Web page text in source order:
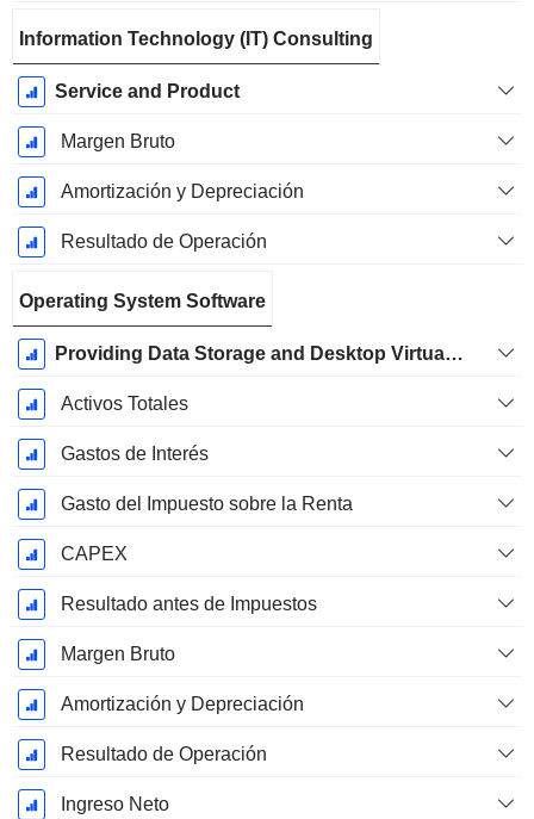
Information Technology (IT) Consulting
Service and Product
Margen Bruto
Amortización y Depreciación
Resultado de Operación
Operating System Software
Providing Data Storage and Desktop Virtualization Solutions for Small and Medium Businesses and Distributed Enterprises
Activos Totales
Gastos de Interés
Gasto del Impuesto sobre la Renta
CAPEX
Resultado antes de Impuestos
Margen Bruto
Amortización y Depreciación
Resultado de Operación
Ingreso Neto